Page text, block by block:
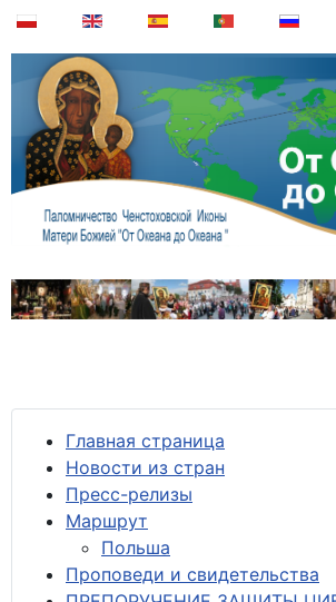
Главная страница
Новости из стран
Пресс-релизы
Маршрут
Польша
Проповеди и свидетельства